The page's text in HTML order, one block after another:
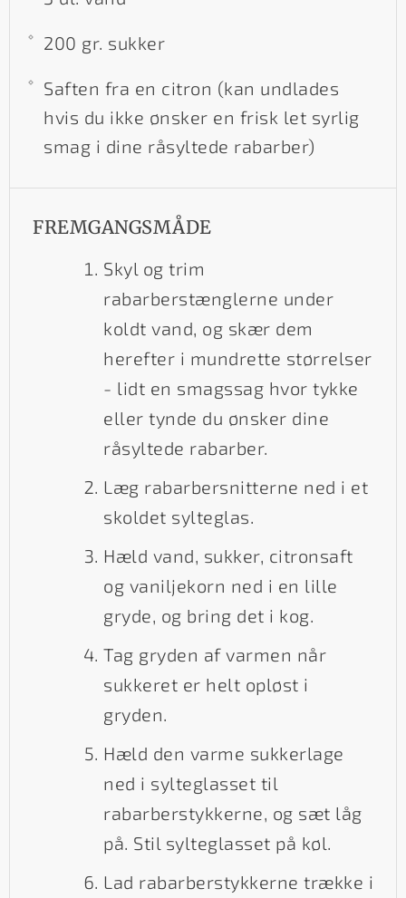
200 gr. sukker
Saften fra en citron (kan undlades
hvis du ikke ønsker en frisk let syrlig
smag i dine råsyltede rabarber)
FREMGANGSMÅDE
Skyl og trim
rabarberstænglerne under
koldt vand, og skær dem
herefter i mundrette størrelser
- lidt en smagssag hvor tykke
eller tynde du ønsker dine
råsyltede rabarber.
Læg rabarbersnitterne ned i et
skoldet sylteglas.
Hæld vand, sukker, citronsaft
og vaniljekorn ned i en lille
gryde, og bring det i kog.
Tag gryden af varmen når
sukkeret er helt opløst i
gryden.
Hæld den varme sukkerlage
ned i sylteglasset til
rabarberstykkerne, og sæt låg
på. Stil sylteglasset på køl.
Lad rabarberstykkerne trække i